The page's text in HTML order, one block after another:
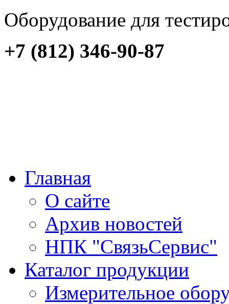
Оборудование для
+7 (812) 346-90-87
Главная
О сайте
Архив новостей
НПК "СвязьСервис"
Каталог продукции
Измерительное